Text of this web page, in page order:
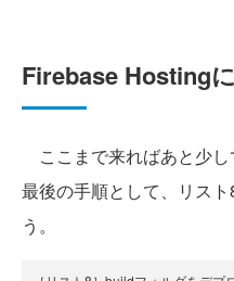
Firebase Hosting
ここまで来ればあと少
最後の手順として、リス
う。